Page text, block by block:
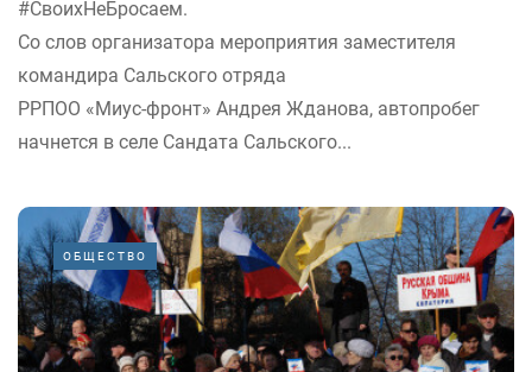
#СвоихНеБросаем.
Со слов организатора мероприятия заместителя
командира Сальского отряда
РРПОО «Миус-фронт» Андрея Жданова, автопробег
начнется в селе Сандата Сальского...
ОБЩЕСТВО